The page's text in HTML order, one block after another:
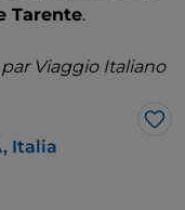
Tarente.
Viaggio Italiano
Italia